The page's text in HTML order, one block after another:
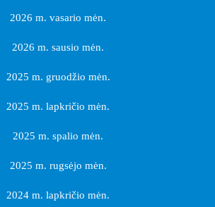
2026 m. vasario mėn.
2026 m. sausio mėn.
2025 m. gruodžio mėn.
2025 m. lapkričio mėn.
2025 m. spalio mėn.
2025 m. rugsėjo mėn.
2024 m. lapkričio mėn.